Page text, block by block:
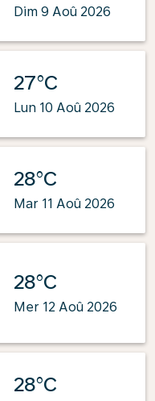
Dim 9 Aoû 2026
27°C
Lun 10 Aoû 2026
28°C
Mar 11 Aoû 2026
28°C
Mer 12 Aoû 2026
28°C